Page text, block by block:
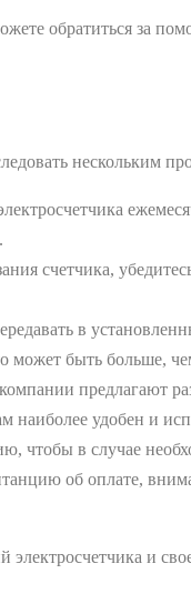
обратиться за
нескольким
счетчика,
в
может быть больше,
предлагают
удобен и
чтобы в случае
об оплате,
и